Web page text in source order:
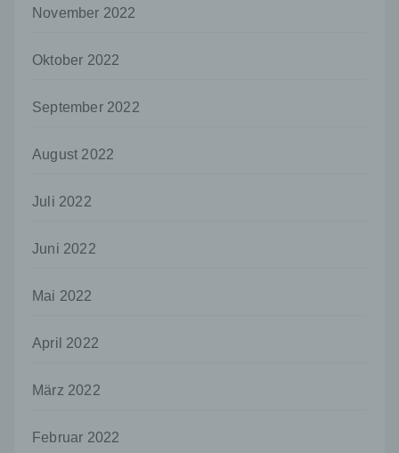
November 2022
Oktober 2022
September 2022
August 2022
Juli 2022
Juni 2022
Mai 2022
April 2022
März 2022
Februar 2022
offengelegt werden, unabhängig davon, ob
bestimmten Untersuchungsauftrags nach
Mitgliedstaaten möglicherweise
Dritter ist eine natürliche oder juristische
Verantwortlichen, dem Auftragsverarbeiter
Verantwortlichen oder des
personenbezogenen Daten zu verarbeiten.
Einwilligung ist jede von der betroffenen
informierter Weise und unmissverständlich
abgegebene Willensbekundung in Form